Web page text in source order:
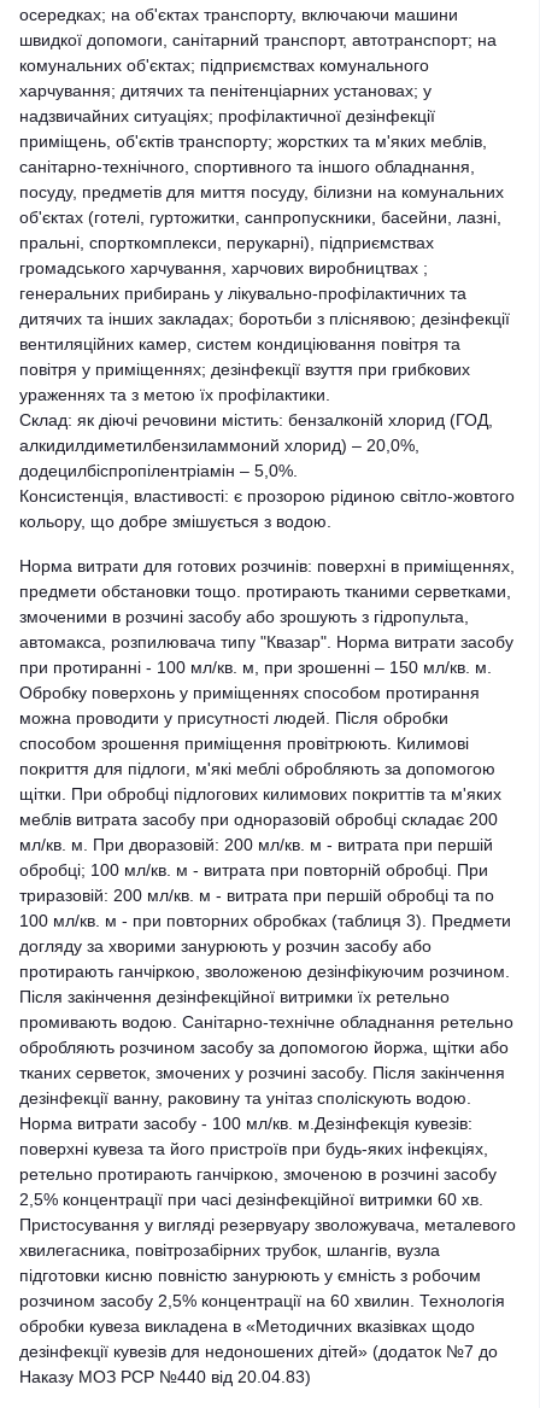
осередках; на об'єктах транспорту, включаючи машини
швидкої допомоги, санітарний транспорт, автотранспорт; на
комунальних об'єктах; підприємствах комунального
харчування; дитячих та пенітенціарних установах; у
надзвичайних ситуаціях; профілактичної дезінфекції
приміщень, об'єктів транспорту; жорстких та м'яких меблів,
санітарно-технічного, спортивного та іншого обладнання,
посуду, предметів для миття посуду, білизни на комунальних
об'єктах (готелі, гуртожитки, санпропускники, басейни, лазні,
пральні, спорткомплекси, перукарні), підприємствах
громадського харчування, харчових виробництвах ;
генеральних прибирань у лікувально-профілактичних та
дитячих та інших закладах; боротьби з пліснявою; дезінфекції
вентиляційних камер, систем кондиціювання повітря та
повітря у приміщеннях; дезінфекції взуття при грибкових
ураженнях та з метою їх профілактики.
Склад: як діючі речовини містить: бензалконій хлорид (ГОД,
алкидилдиметилбензиламмоний хлорид) – 20,0%,
додецилбіспропілентріамін – 5,0%.
Консистенція, властивості: є прозорою рідиною світло-жовтого
кольору, що добре змішується з водою.
Норма витрати для готових розчинів: поверхні в приміщеннях,
предмети обстановки тощо. протирають тканими серветками,
змоченими в розчині засобу або зрошують з гідропульта,
автомакса, розпилювача типу "Квазар". Норма витрати засобу
при протиранні - 100 мл/кв. м, при зрошенні – 150 мл/кв. м.
Обробку поверхонь у приміщеннях способом протирання
можна проводити у присутності людей. Після обробки
способом зрошення приміщення провітрюють. Килимові
покриття для підлоги, м'які меблі обробляють за допомогою
щітки. При обробці підлогових килимових покриттів та м'яких
меблів витрата засобу при одноразовій обробці складає 200
мл/кв. м. При дворазовій: 200 мл/кв. м - витрата при першій
обробці; 100 мл/кв. м - витрата при повторній обробці. При
триразовій: 200 мл/кв. м - витрата при першій обробці та по
100 мл/кв. м - при повторних обробках (таблиця 3). Предмети
догляду за хворими занурюють у розчин засобу або
протирають ганчіркою, зволоженою дезінфікуючим розчином.
Після закінчення дезінфекційної витримки їх ретельно
промивають водою. Санітарно-технічне обладнання ретельно
обробляють розчином засобу за допомогою йоржа, щітки або
тканих серветок, змочених у розчині засобу. Після закінчення
дезінфекції ванну, раковину та унітаз споліскують водою.
Норма витрати засобу - 100 мл/кв. м.Дезінфекція кувезів:
поверхні кувеза та його пристроїв при будь-яких інфекціях,
ретельно протирають ганчіркою, змоченою в розчині засобу
2,5% концентрації при часі дезінфекційної витримки 60 хв.
Пристосування у вигляді резервуару зволожувача, металевого
хвилегасника, повітрозабірних трубок, шлангів, вузла
підготовки кисню повністю занурюють у ємність з робочим
розчином засобу 2,5% концентрації на 60 хвилин. Технологія
обробки кувеза викладена в «Методичних вказівках щодо
дезінфекції кувезів для недоношених дітей» (додаток №7 до
Наказу МОЗ РСР №440 від 20.04.83)